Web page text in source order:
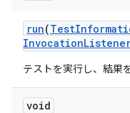
run(Test
Invocation
テストを実行し、結果
void